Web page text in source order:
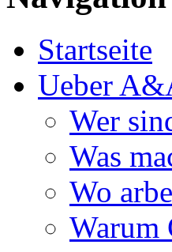
Startseite
Ueber
Wer
Was
Wo
Warum